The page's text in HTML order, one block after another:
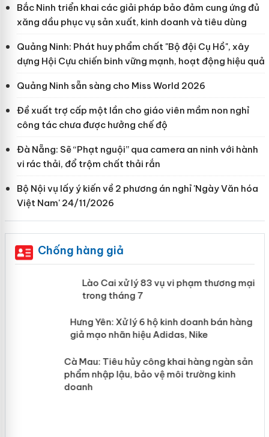
Bắc Ninh triển khai các giải pháp bảo đảm cung ứng đủ
xăng dầu phục vụ sản xuất, kinh doanh và tiêu dùng
Quảng Ninh: Phát huy phẩm chất "Bộ đội Cụ Hồ", xây
dựng Hội Cựu chiến binh vững mạnh, hoạt động hiệu quả
Quảng Ninh sẵn sàng cho Miss World 2026
Đề xuất trợ cấp một lần cho giáo viên mầm non nghỉ
công tác chưa được hưởng chế độ
Đà Nẵng: Sẽ “Phạt nguội” qua camera an ninh với hành
vi rác thải, đổ trộm chất thải rắn
Bộ Nội vụ lấy ý kiến về 2 phương án nghỉ 'Ngày Văn hóa
Việt Nam' 24/11/2026
Chống hàng giả
Lào Cai xử lý 83 vụ vi phạm thương mại
trong tháng 7
Hưng Yên: Xử lý 6 hộ kinh doanh bán
hàng giả mạo nhãn hiệu Adidas, Nike